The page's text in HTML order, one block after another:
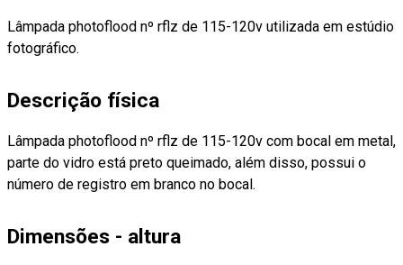
Lâmpada photoflood nº rflz de 115-120v utilizada em estúdio
fotográfico.
Descrição física
Lâmpada photoflood nº rflz de 115-120v com bocal em metal,
parte do vidro está preto queimado, além disso, possui o
número de registro em branco no bocal.
Dimensões - altura